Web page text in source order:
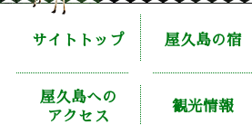
サイトトップ 屋久島の宿
屋久島への
アクセス
観光情報